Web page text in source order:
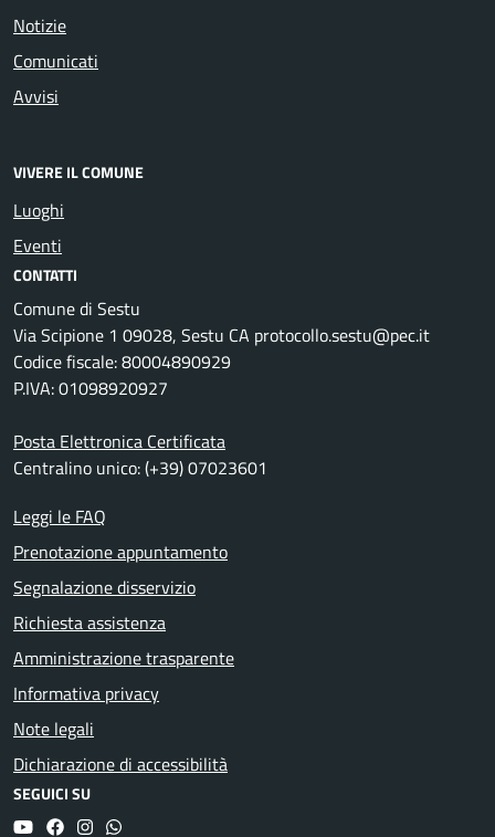
Notizie
Comunicati
Avvisi
VIVERE IL COMUNE
Luoghi
Eventi
CONTATTI
Comune di Sestu
Via Scipione 1 09028, Sestu CA protocollo.sestu@pec.it
Codice fiscale: 80004890929
P.IVA: 01098920927
Posta Elettronica Certificata
Centralino unico: (+39) 07023601
Leggi le FAQ
Prenotazione appuntamento
Segnalazione disservizio
Richiesta assistenza
Amministrazione trasparente
Informativa privacy
Note legali
Dichiarazione di accessibilità
SEGUICI SU
YouTubeFacebookInstagram
Whatsapp